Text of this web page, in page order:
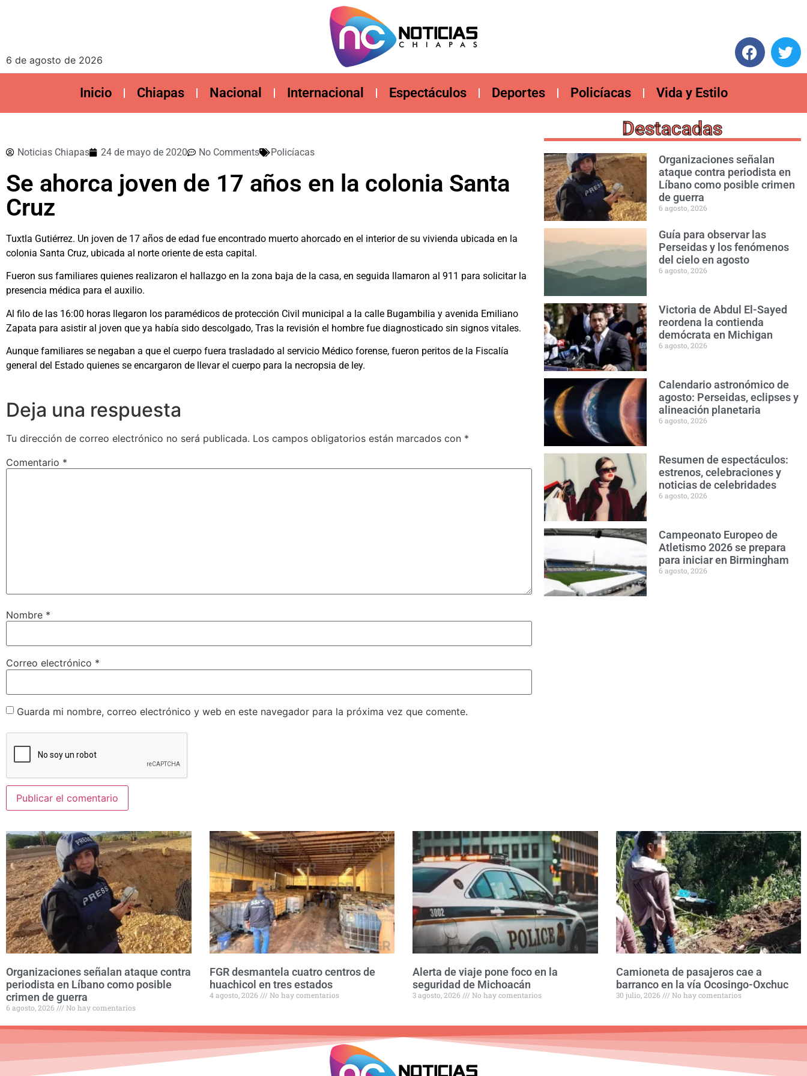
6 de agosto de 2026
Inicio Chiapas Nacional Internacional Espectáculos Deportes Policíacas Vida y Estilo
Noticias Chiapas 24 de mayo de 2020 No Comments Policíacas
Se ahorca joven de 17 años en la colonia Santa
Cruz
Tuxtla Gutiérrez. Un joven de 17 años de edad fue encontrado muerto ahorcado en el interior de su vivienda ubicada en la
colonia Santa Cruz, ubicada al norte oriente de esta capital.
Fueron sus familiares quienes realizaron el hallazgo en la zona baja de la casa, en seguida llamaron al 911 para solicitar la
presencia médica para el auxilio.
Al filo de las 16:00 horas llegaron los paramédicos de protección Civil municipal a la calle Bugambilia y avenida Emiliano
Zapata para asistir al joven que ya había sido descolgado, Tras la revisión el hombre fue diagnosticado sin signos vitales.
Aunque familiares se negaban a que el cuerpo fuera trasladado al servicio Médico forense, fueron peritos de la Fiscalía
general del Estado quienes se encargaron de llevar el cuerpo para la necropsia de ley.
Deja una respuesta
Tu dirección de correo electrónico no será publicada. Los campos obligatorios están marcados con *
Comentario *
Nombre *
Correo electrónico *
Guarda mi nombre, correo electrónico y web en este navegador para la próxima vez que comente.
Destacadas
Organizaciones señalan
ataque contra periodista en
Líbano como posible crimen
de guerra
6 agosto, 2026
Guía para observar las
Perseidas y los fenómenos
del cielo en agosto
6 agosto, 2026
Victoria de Abdul El-Sayed
reordena la contienda
demócrata en Michigan
6 agosto, 2026
Calendario astronómico de
agosto: Perseidas, eclipses y
alineación planetaria
6 agosto, 2026
Resumen de espectáculos:
estrenos, celebraciones y
noticias de celebridades
6 agosto, 2026
Campeonato Europeo de
Atletismo 2026 se prepara
para iniciar en Birmingham
6 agosto, 2026
Organizaciones señalan ataque contra
periodista en Líbano como posible
crimen de guerra
6 agosto, 2026 No hay comentarios
FGR desmantela cuatro centros de
huachicol en tres estados
4 agosto, 2026 No hay comentarios
Alerta de viaje pone foco en la
seguridad de Michoacán
3 agosto, 2026 No hay comentarios
Camioneta de pasajeros cae a
barranco en la vía Ocosingo-Oxchuc
30 julio, 2026 No hay comentarios